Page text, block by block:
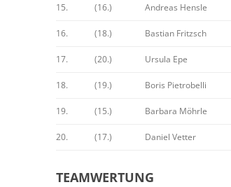
15. (16.) Andreas Hensle
16. (18.) Bastian Fritzsch
17. (20.) Ursula Epe
18. (19.) Boris Pietrobelli
19. (15.) Barbara Möhrle
20. (17.) Daniel Vetter
TEAMWERTUNG